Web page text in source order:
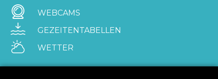
WEBCAMS
GEZEITENTABELLEN
WETTER